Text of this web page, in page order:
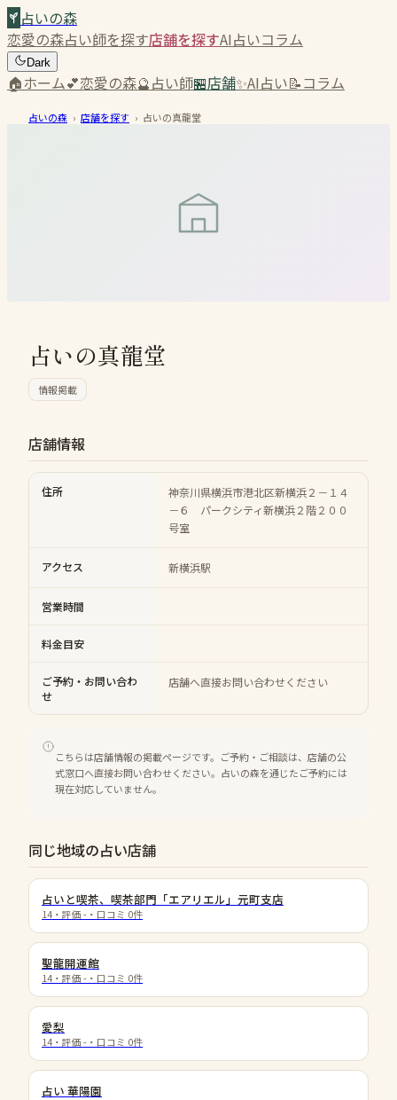
占いの森
恋愛の森占い師を探す店舗を探すAI占いコラム
Dark
🏠ホーム💕恋愛の森🔮占い師🏪店舗✨AI占い📝コラム
占いの森 › 店舗を探す › 占いの真龍堂
占いの真龍堂
情報掲載
店舗情報
住所
神奈川県横浜市港北区新横浜２－１４
－６ パークシティ新横浜２階２００
号室
アクセス 新横浜駅
営業時間
料金目安
ご予約・お問い合わ
せ
店舗へ直接お問い合わせください
こちらは店舗情報の掲載ページです。ご予約・ご相談は、店舗の公
式窓口へ直接お問い合わせください。占いの森を通じたご予約には
現在対応していません。
同じ地域の占い店舗
占いと喫茶、喫茶部門「エアリエル」元町支店
14 ・評価 - ・口コミ 0件
聖龍開運館
14 ・評価 - ・口コミ 0件
愛梨
14 ・評価 - ・口コミ 0件
占い 華陽園